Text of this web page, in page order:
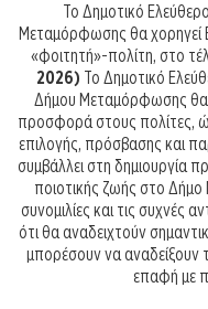
Το Δημοτικό
Μεταμόρφωσης θα χορηγεί
«φοιτητή»-πολίτη, στο
2026) Το Δημοτικό
Δήμου Μεταμόρφωσης θα
προσφορά στους πολίτες,
επιλογής, πρόσβασης και
συμβάλλει στη δημιουργία
ποιοτικής ζωής στο Δήμο
συνομιλίες και τις
ότι θα αναδειχτούν
μπορέσουν να αναδείξουν
επαφή με